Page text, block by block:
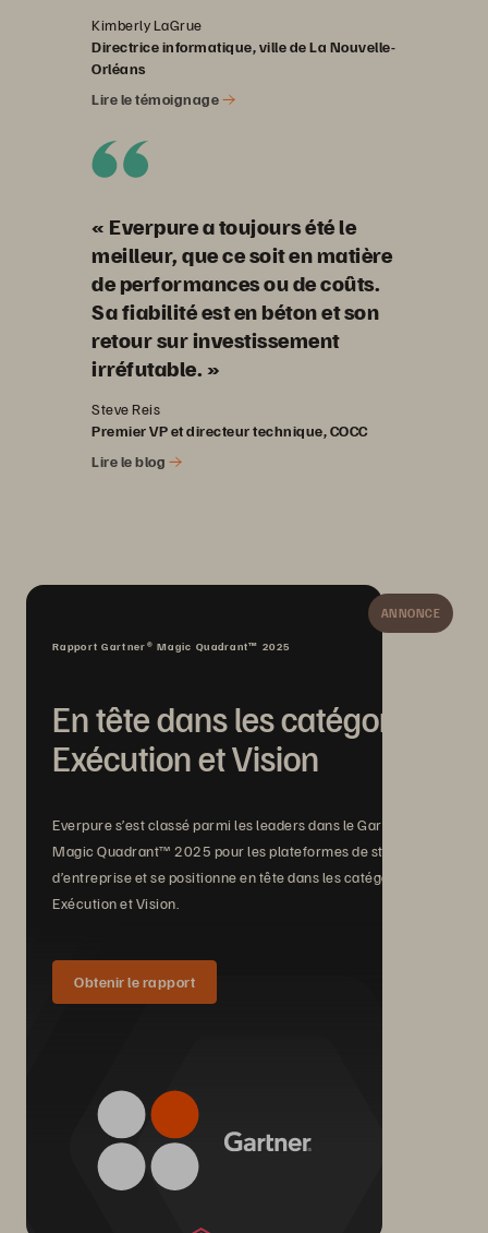
Kimberly LaGrue
Directrice informatique, ville de La Nouvelle-
Orléans
Lire le témoignage
« Everpure a toujours été le
meilleur, que ce soit en matière
de performances ou de coûts.
Sa fiabilité est en béton et son
retour sur investissement
irréfutable. »
Steve Reis
Premier VP et directeur technique, COCC
Lire le blog
ANNONCE
Rapport Gartner® Magic Quadrant™ 2025
En tête dans les catégories
Exécution et Vision
Everpure s’est classé parmi les leaders dans le Gartner®
Magic Quadrant™ 2025 pour les plateformes de stockage
d’entreprise et se positionne en tête dans les catégories
Exécution et Vision.
Obtenir le rapport
Partenariats